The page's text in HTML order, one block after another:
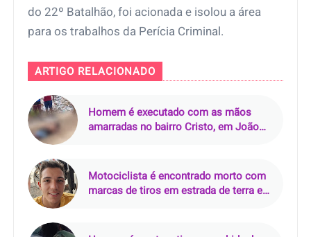
do 22º Batalhão, foi acionada e isolou a área
para os trabalhos da Perícia Criminal.
ARTIGO RELACIONADO
Homem é executado com as mãos
amarradas no bairro Cristo, em João
Motociclista é encontrado morto com
marcas de tiros em estrada de terra em